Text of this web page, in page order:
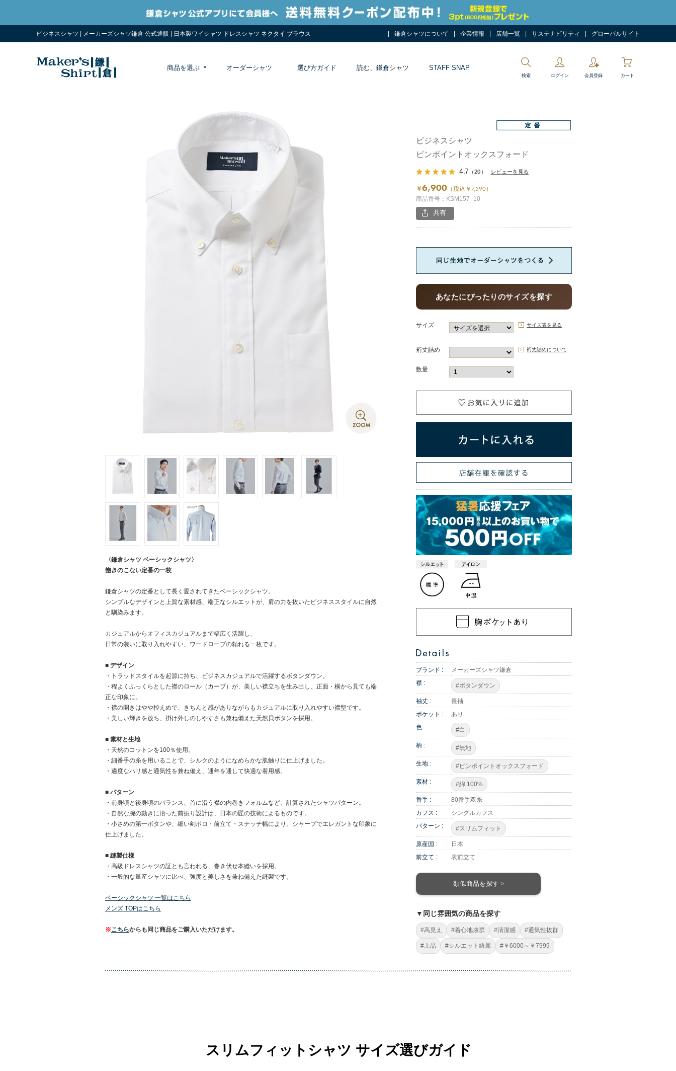
ビジネスシャツ | メーカーズシャツ鎌倉 公式通販 | 日本製ワイシャツ ドレスシャツ ネクタイ ブラウス 鎌倉シャツについて 企業情報 店舗一覧 サステナビリティ グローバルサイト
商品を選ぶ オーダーシャツ 選び方ガイド 読む、鎌倉シャツ STAFF SNAP
検索 ログイン 会員登録 カート
〈鎌倉シャツ ベーシックシャツ〉
飽きのこない定番の一枚
鎌倉シャツの定番として長く愛されてきたベーシックシャツ。
シンプルなデザインと上質な素材感、端正なシルエットが、肩の力を抜いたビジネススタイルに自然
と馴染みます。
カジュアルからオフィスカジュアルまで幅広く活躍し、
日常の装いに取り入れやすい、ワードローブの頼れる一枚です。
■ デザイン
・トラッドスタイルを起源に持ち、ビジネスカジュアルで活躍するボタンダウン。
・程よくふっくらとした襟のロール（カーブ）が、美しい襟立ちを生み出し、正面・横から見ても端
正な印象に。
・襟の開きはやや控えめで、きちんと感がありながらもカジュアルに取り入れやすい襟型です。
・美しい輝きを放ち、掛け外しのしやすさも兼ね備えた天然貝ボタンを採用。
■ 素材と生地
・天然のコットンを100％使用。
・細番手の糸を用いることで、シルクのようになめらかな肌触りに仕上げました。
・適度なハリ感と通気性を兼ね備え、通年を通して快適な着用感。
■ パターン
・前身頃と後身頃のバランス、首に沿う襟の内巻きフォルムなど、計算されたシャツパターン。
・自然な腕の動きに沿った前振り設計は、日本の匠の技術によるものです。
・小さめの第一ボタンや、細い剣ボロ・前立て・ステッチ幅により、シャープでエレガントな印象に
仕上げました。
■ 縫製仕様
・高級ドレスシャツの証とも言われる、巻き伏せ本縫いを採用。
・一般的な量産シャツに比べ、強度と美しさを兼ね備えた縫製です。
ベーシックシャツ 一覧はこちら
メンズ TOPはこちら
※こちらからも同じ商品をご購入いただけます。
ビジネスシャツ
ピンポイントオックスフォード
4.7 （20） レビューを見る
￥6,900 （税込￥7,590）
商品番号：KSM157_10
共有
あなたにぴったりのサイズを探す
サイズ サイズ表を見る
裄丈詰め 裄丈詰めについて
数量
ブランド :
メーカーズシャツ鎌倉
襟 :
#ボタンダウン
袖丈 :
長袖
ポケット :
あり
色 :
#白
柄 : #無地
生地 : #ピンポイントオックスフォード
素材 : #綿 100%
番手 :
80番手双糸
カフス :
シングルカフス
パターン :
#スリムフィット
原産国 :
日本
前立て :
表前立て
類似商品を探す >
▼同じ雰囲気の商品を探す
#高見え #着心地抜群 #清潔感 #通気性抜群
#上品 #シルエット綺麗 #￥6000～￥7999
スリムフィットシャツ サイズ選びガイド